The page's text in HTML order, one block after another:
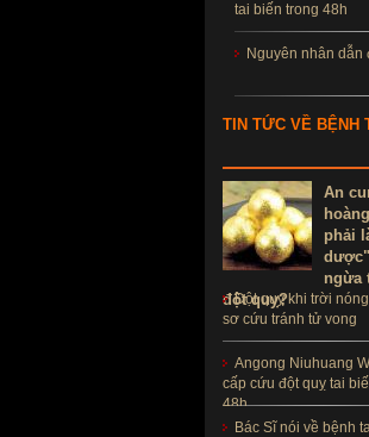
tai biến trong 48h
Nguyên nhân dẫn
TIN TỨC VỀ BỆNH
An
phải
ngừa
đột quỵ?
Đột quỵ khi trời
sơ cứu tránh tử vong
Angong Niuhuang
cấp cứu đột quỵ tai
48h
Bác Sĩ nói về bệnh